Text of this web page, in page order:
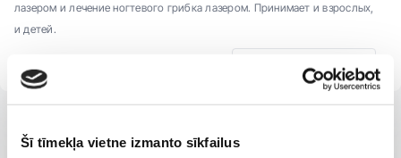
Šī tīmekļa vietne izmanto sīkfailus
лазером и лечение ногтевого грибка лазером. Принимает и взрослых,
и детей.